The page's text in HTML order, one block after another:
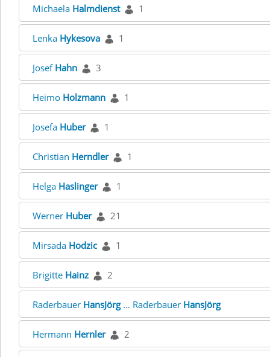
Michaela Halmdienst 1
Lenka Hykesova 1
Josef Hahn 3
Heimo Holzmann 1
Josefa Huber 1
Christian Herndler 1
Helga Haslinger 1
Werner Huber 21
Mirsada Hodzic 1
Brigitte Hainz 2
Raderbauer HansJörg... Raderbauer HansJörg
Hermann Hernler 2